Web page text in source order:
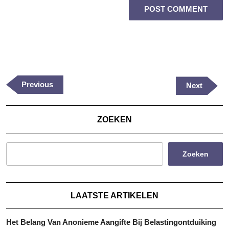
Previous
Post
Previous
Next
Post
Next
ZOEKEN
Zoeken
LAATSTE ARTIKELEN
Het Belang Van Anonieme Aangifte Bij Belastingontduiking